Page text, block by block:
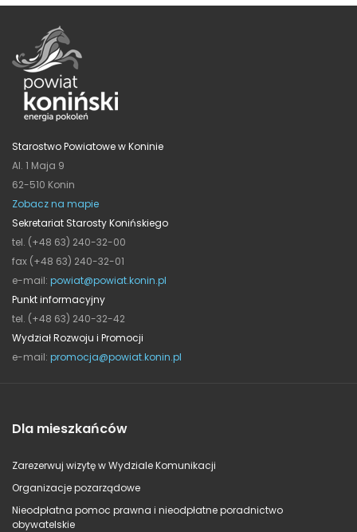
Starostwo Powiatowe w Koninie
Al. 1 Maja 9
62-510 Konin
Zobacz na mapie
Sekretariat Starosty Konińskiego
tel. (+48 63) 240-32-00
fax (+48 63) 240-32-01
e-mail: powiat@powiat.konin.pl
Punkt informacyjny
tel. (+48 63) 240-32-42
Wydział Rozwoju i Promocji
e-mail: promocja@powiat.konin.pl
Dla mieszkańców
Zarezerwuj wizytę w Wydziale Komunikacji
Organizacje pozarządowe
Nieodpłatna pomoc prawna i nieodpłatne poradnictwo
obywatelskie